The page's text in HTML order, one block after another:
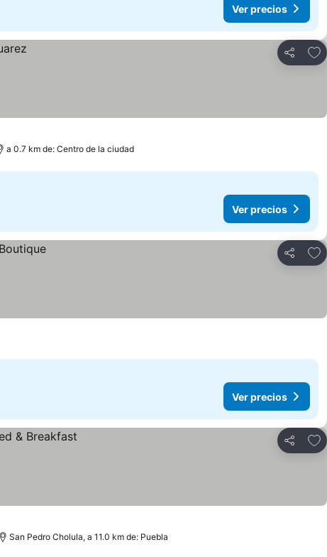
Ver precios
Compartir
a 0.7 km de: Centro de la ciudad
Ver precios
Compartir
Ver precios
Compartir
San Pedro Cholula, a 11.0 km de: Puebla